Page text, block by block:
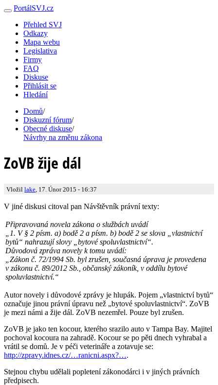
PortálSVJ.cz
Přehled SVJ
Odkazy
Mapa webu
Legislativa
Firmy
FAQ
Diskuse
Přihlásit se
Hledání
Domů/
Diskuzní fórum/
Obecné diskuse/
Návrhy na změnu zákona
ZoVB žije dál
Vložil lake , 17. Únor 2015 - 16:37
V jiné diskusi citoval pan Návštěvník právní texty:
Připravovaná novela zákona o službách uvádí
„1. V § 2 písm. a) bodě 2 a písm. b) bodě 2 se slova „vlastnictví
bytů“ nahrazují slovy „bytové spoluvlastnictví“.
Důvodová zpráva novely k tomu uvádí:
„Zákon č. 72/1994 Sb. byl zrušen, současná úprava je provedena
v zákonu č. 89/2012 Sb., občanský zákoník, v oddílu bytové
spoluvlastnictví.“
Autor novely i důvodové zprávy je hlupák. Pojem „vlastnictví bytů“
označuje jinou právní úpravu než „bytové spoluvlastnictví“. ZoVB
je mezi námi a žije dál. ZoVB nezemřel. Pouze byl zrušen.
ZoVB je jako ten kocour, kterého srazilo auto v Tampa Bay. Majitel
pochoval kocoura na zahradě. Kocour se po pěti dnech vyhrabal a
vrátil se domů. Je v péči veterináře a zotavuje se:
http://zpravy.idnes.cz/…ranicni.aspx?….
Stejnou chybu udělali popletení zákonodárci i v jiných právních
předpisech.